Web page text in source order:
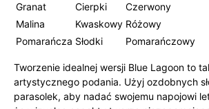
Granat
Cierpki
Czerwony
Malina
Kwaskowy Różowy
Pomarańcza Słodki Pomarańczowy
Tworzenie idealnej wersji Blue Lagoon to
artystycznego podania. Użyj ozdobnych
parasolek, aby nadać swojemu napojowi